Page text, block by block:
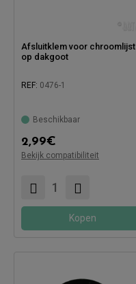
Afsluitklem voor chroomlijst
op dakgoot
REF: 0476-1
Beschikbaar
2,99€
Bekijk compatibiliteit
Compatibel met:
Kopen